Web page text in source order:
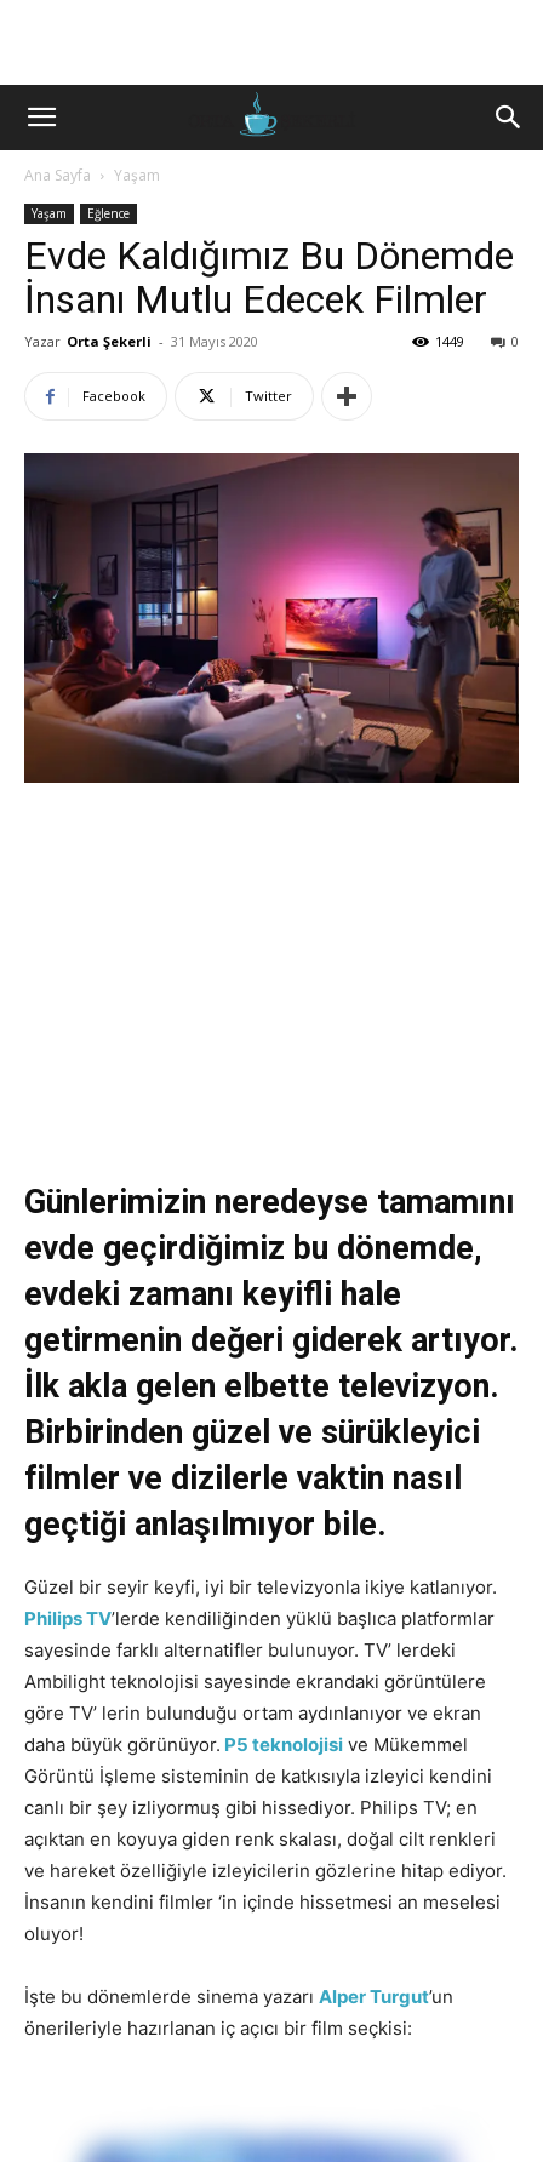
Ana Sayfa Yaşam
Yaşam Eğlence
Evde Kaldığımız Bu Dönemde
İnsanı Mutlu Edecek Filmler
Yazar Orta Şekerli - 31 Mayıs 2020 0
1449
Facebook Twitter
Günlerimizin neredeyse tamamını
evde geçirdiğimiz bu dönemde,
evdeki zamanı keyifli hale
getirmenin değeri giderek artıyor.
İlk akla gelen elbette televizyon.
Birbirinden güzel ve sürükleyici
filmler ve dizilerle vaktin nasıl
geçtiği anlaşılmıyor bile.
Güzel bir seyir keyfi, iyi bir televizyonla ikiye katlanıyor.
Philips TV’lerde kendiliğinden yüklü başlıca platformlar
sayesinde farklı alternatifler bulunuyor. TV’ lerdeki
Ambilight teknolojisi sayesinde ekrandaki görüntülere
göre TV’ lerin bulunduğu ortam aydınlanıyor ve ekran
daha büyük görünüyor. P5 teknolojisi ve Mükemmel
Görüntü İşleme sisteminin de katkısıyla izleyici kendini
canlı bir şey izliyormuş gibi hissediyor. Philips TV; en
açıktan en koyuya giden renk skalası, doğal cilt renkleri
ve hareket özelliğiyle izleyicilerin gözlerine hitap ediyor.
İnsanın kendini filmler ‘in içinde hissetmesi an meselesi
oluyor!
İşte bu dönemlerde sinema yazarı Alper Turgut’un
önerileriyle hazırlanan iç açıcı bir film seçkisi: